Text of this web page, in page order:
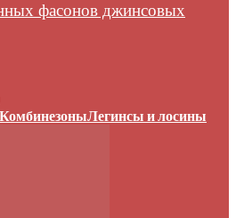
фасонов джинсовых
КомбинезоныЛегинсы и лосины